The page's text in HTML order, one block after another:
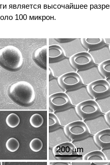
является высочайшее
100 микрон.